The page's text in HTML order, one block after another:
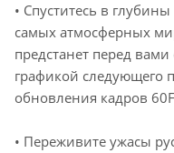
• Спуститесь в
самых атмосферных
предстанет перед
графикой следующего
обновления кадров
• Переживите ужасы